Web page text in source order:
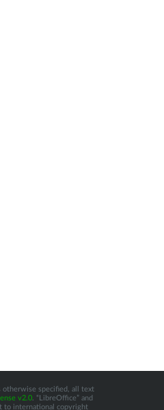
otherwise specified, all text
v2.0. “LibreOffice” and
to international copyright